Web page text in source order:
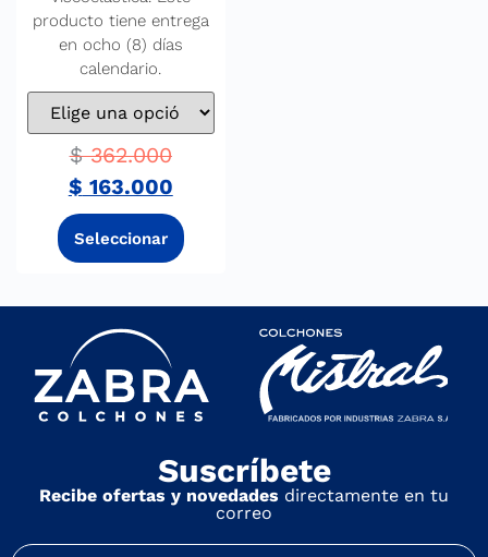
producto tiene entrega
en ocho (8) días
calendario.
$362.000
$ 163.000
Suscríbete
Recibe ofertas y novedades directamente en tu
correo